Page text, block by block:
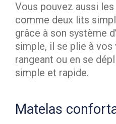
Vous pouvez aussi
comme deux lits
grâce à son système
simple, il se plie à
rangeant ou en se
simple et rapide.
Matelas